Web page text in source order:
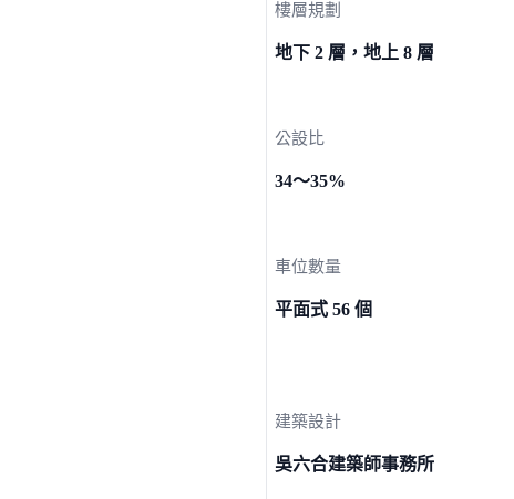
樓層規劃
地下 2 層，地上 8 層
公設比
34～35%
車位數量
平面式 56 個
建築設計
吳六合建築師事務所